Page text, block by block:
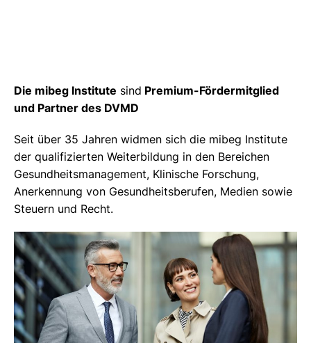
Die mibeg Institute sind Premium-Fördermitglied
und Partner des DVMD
Seit über 35 Jahren widmen sich die mibeg Institute
der qualifizierten Weiterbildung in den Bereichen
Gesundheitsmanagement, Klinische Forschung,
Anerkennung von Gesundheitsberufen, Medien sowie
Steuern und Recht.